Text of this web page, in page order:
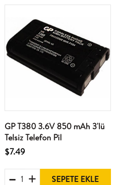
GP T380 3.6V 850 mAh 3'lü
Telsiz Telefon Pil
$7.49
SEPETE EKLE